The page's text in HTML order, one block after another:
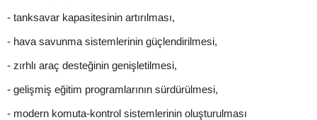
- tanksavar kapasitesinin artırılması,
- hava savunma sistemlerinin güçlendirilmesi,
- zırhlı araç desteğinin genişletilmesi,
- gelişmiş eğitim programlarının sürdürülmesi,
- modern komuta-kontrol sistemlerinin oluşturulması